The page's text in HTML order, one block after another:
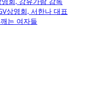
상영회, 서한나 대표
는 여자들